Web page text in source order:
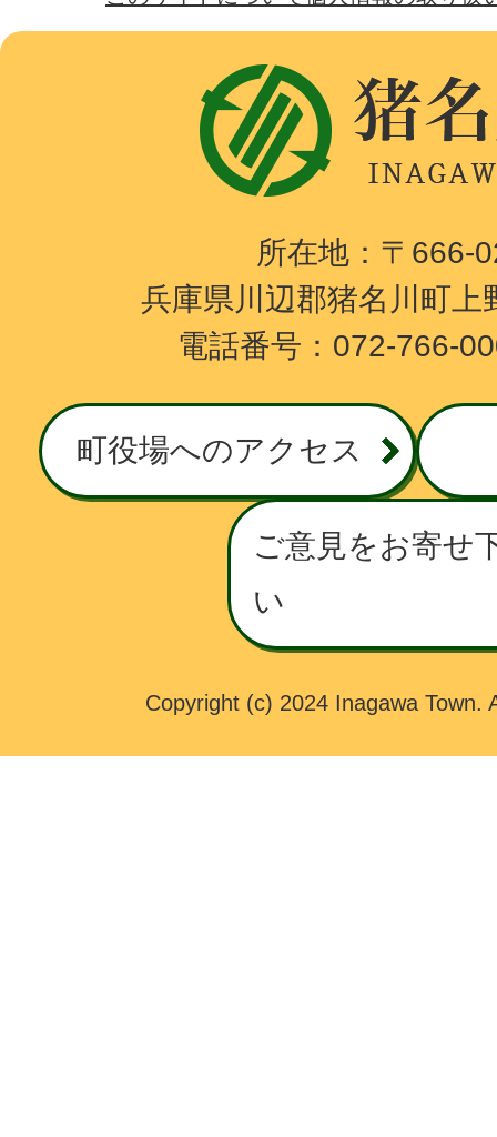
猪
名
川
N
A
G
A
T
所在地：〒
兵庫県川辺郡猪名川町上
電話番号：072-766-
町役場へのアクセス
ご意見をお寄せ
い
Copyright (c) 2024 Inagawa Town.